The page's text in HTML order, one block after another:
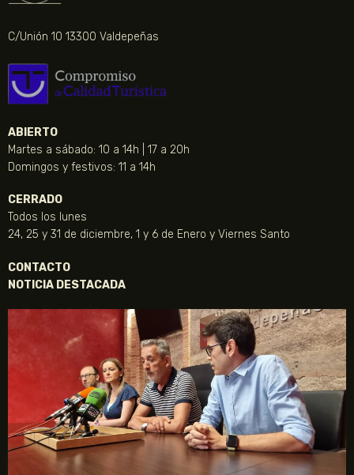
C/Unión 10 13300 Valdepeñas
ABIERTO
Martes a sábado: 10 a 14h | 17 a 20h
Domingos y festivos: 11 a 14h
CERRADO
Todos los lunes
24, 25 y 31 de diciembre, 1 y 6 de Enero y Viernes Santo
CONTACTO
NOTICIA DESTACADA